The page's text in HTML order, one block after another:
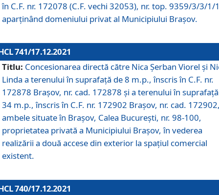
în C.F. nr. 172078 (C.F. vechi 32053), nr. top. 9359/3/3/1/
aparținând domeniului privat al Municipiului Brașov.
741/17.12.2021
Titlu: Concesionarea directă către Nica Șerban Viorel și
Linda a terenului în suprafață de 8 m.p., înscris în C.F. nr.
172878 Brașov, nr. cad. 172878 și a terenului în
34 m.p., înscris în C.F. nr. 172902 Brașov, nr. cad.
ambele situate în Brașov, Calea București, nr. 98-100,
proprietatea privată a Municipiului Brașov, în vederea
realizării a două accese din exterior la spațiul comercial
existent.
740/17.12.2021